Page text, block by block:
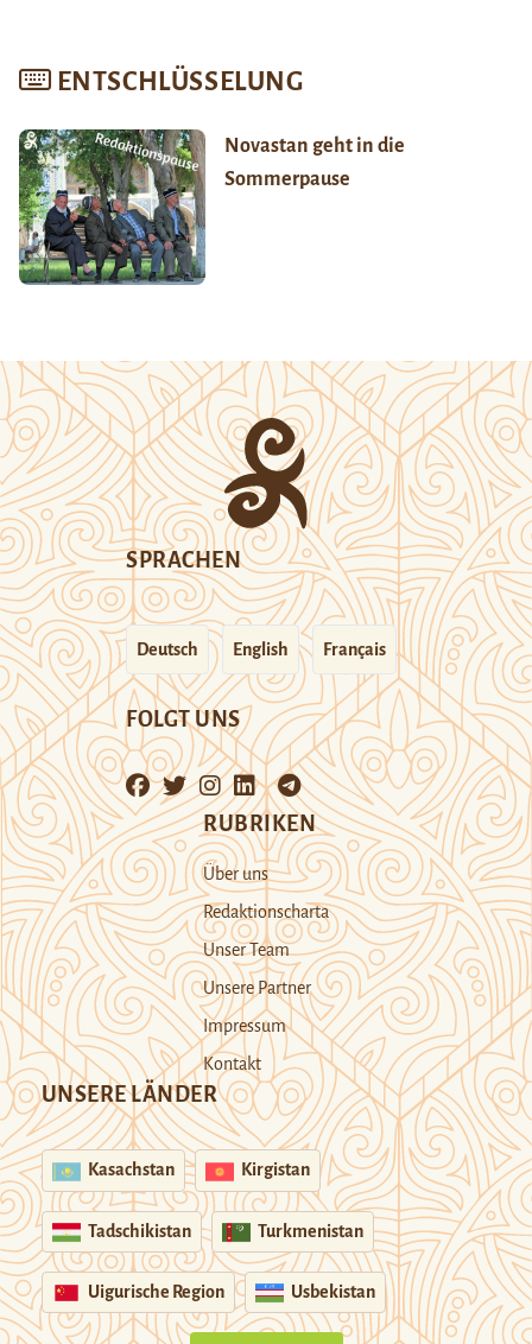
ENTSCHLÜSSELUNG
Novastan geht in die
Sommerpause
SPRACHEN
Deutsch English Français
FOLGT UNS
RUBRIKEN
Über uns
Redaktionscharta
Unser Team
Unsere Partner
Impressum
Kontakt
UNSERE LÄNDER
Kasachstan Kirgistan
Tadschikistan Turkmenistan
Uigurische Region Usbekistan